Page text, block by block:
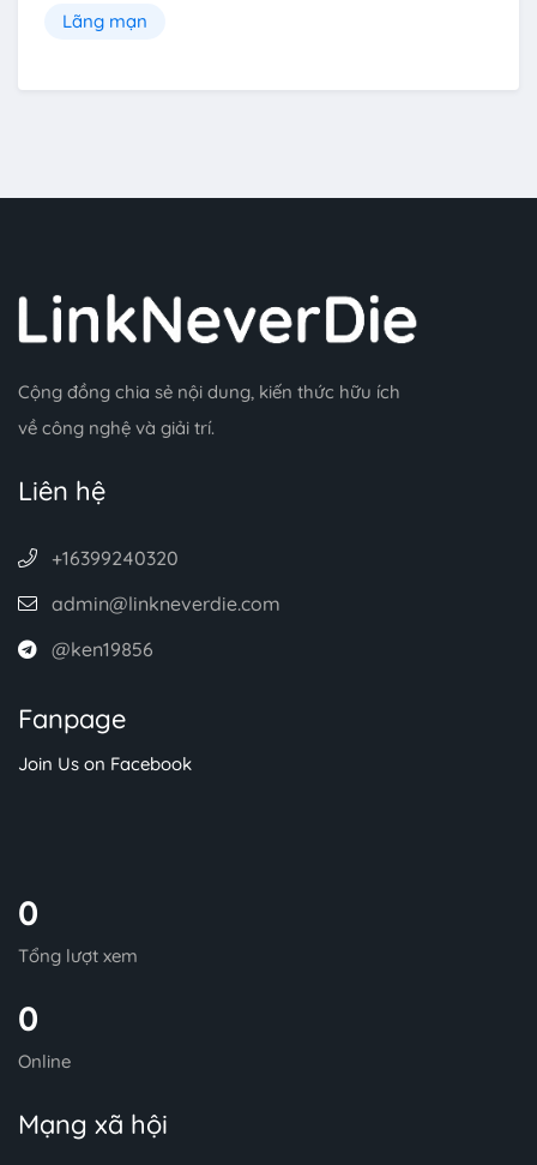
Lãng mạn
Cộng đồng chia sẻ nội dung, kiến thức hữu ích
về công nghệ và giải trí.
Liên hệ
+16399240320
admin@linkneverdie.com
@ken19856
Fanpage
Join Us on Facebook
0
Tổng lượt xem
0
Online
Mạng xã hội